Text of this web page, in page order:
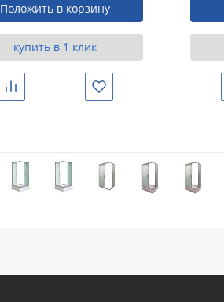
Положить в корзину
купить в 1 клик
Сравнить Избранное